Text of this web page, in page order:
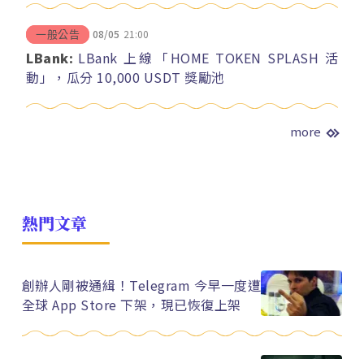
一般公告 08/05 21:00
LBank: LBank 上線「HOME TOKEN SPLASH 活
動」，瓜分 10,000 USDT 獎勵池
more
熱門文章
創辦人剛被通緝！Telegram 今早一度遭
全球 App Store 下架，現已恢復上架